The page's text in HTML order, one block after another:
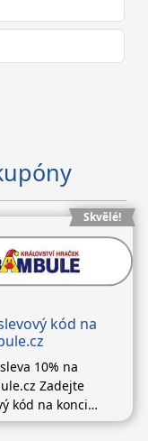
Skvělé!
kód na
10% na
Zadejte
kód na konci
v košíku a